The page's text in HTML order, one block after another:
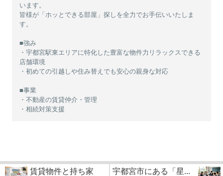
います。
皆様が「ホッとできる部屋」探しを全力でお手伝いいたしま
す。
■強み
・宇都宮駅東エリアに特化した豊富な物件力リラックスできる
店舗環境
・初めての引越しや住み替えでも安心の親身な対応
■事業
・不動産の賃貸仲介・管理
・相続対策支援
賃貸物件と持ち家
宇都宮市にある「星...